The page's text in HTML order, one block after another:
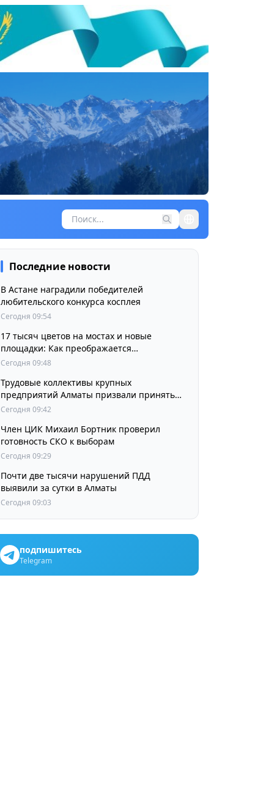
Последние новости
В Астане наградили победителей
любительского конкурса косплея
Сегодня 09:54
17 тысяч цветов на мостах и новые
площадки: Как преображается
Наурызбайский район
Сегодня 09:48
Трудовые коллективы крупных
предприятий Алматы призвали принять
участие в выборах членов Курултая
Сегодня 09:42
Член ЦИК Михаил Бортник проверил
готовность СКО к выборам
Сегодня 09:29
Почти две тысячи нарушений ПДД
выявили за сутки в Алматы
Сегодня 09:03
подпишитесь
Telegram